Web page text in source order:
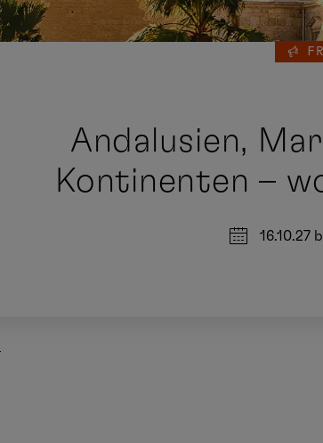
Andalusien,
Kontinenten –
16.10.27